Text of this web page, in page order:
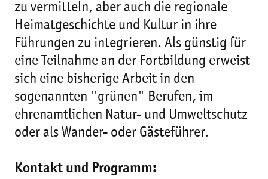
zu vermitteln, aber auch die regionale
Heimatgeschichte und Kultur in ihre
Führungen zu integrieren. Als günstig für
eine Teilnahme an der Fortbildung erweist
sich eine bisherige Arbeit in den
sogenannten "grünen" Berufen, im
ehrenamtlichen Natur- und Umweltschutz
oder als Wander- oder Gästeführer.
Kontakt und Programm: